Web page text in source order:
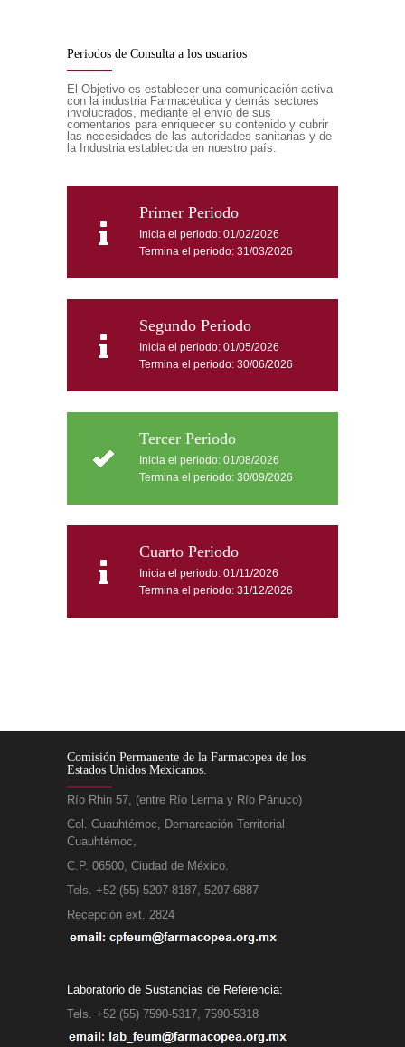
Periodos de Consulta a los usuarios
El Objetivo es establecer una comunicación activa
con la industria Farmacéutica y demás sectores
involucrados, mediante el envio de sus
comentarios para enriquecer su contenido y cubrir
las necesidades de las autoridades sanitarias y de
la Industria establecida en nuestro país.
Primer Periodo
Inicia el periodo: 01/02/2026
Termina el periodo: 31/03/2026
Segundo Periodo
Inicia el periodo: 01/05/2026
Termina el periodo: 30/06/2026
Tercer Periodo
Inicia el periodo: 01/08/2026
Termina el periodo: 30/09/2026
Cuarto Periodo
Inicia el periodo: 01/11/2026
Termina el periodo: 31/12/2026
Comisión Permanente de la Farmacopea de los
Estados Unidos Mexicanos.
Río Rhin 57, (entre Río Lerma y Río Pánuco)
Col. Cuauhtémoc, Demarcación Territorial
Cuauhtémoc,
C.P. 06500, Ciudad de México.
Tels. +52 (55) 5207-8187, 5207-6887
Recepción ext. 2824
Laboratorio de Sustancias de Referencia:
Tels. +52 (55) 7590-5317, 7590-5318